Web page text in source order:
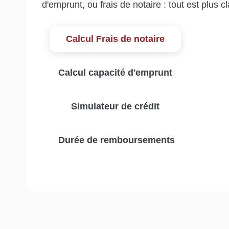
d'emprunt, ou frais de notaire : tout est plus
Calcul Frais de notaire
Calcul capacité d'emprunt
Simulateur de crédit
Durée de remboursements